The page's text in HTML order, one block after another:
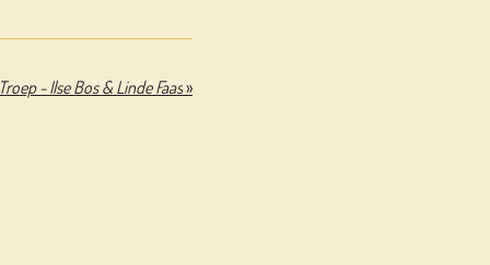
Troep - Ilse Bos & Linde Faas»